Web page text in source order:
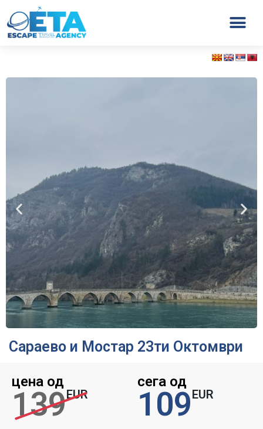
Сараево и Мостар 23ти Октомври
цена од
139EUR
сега од
109 EUR